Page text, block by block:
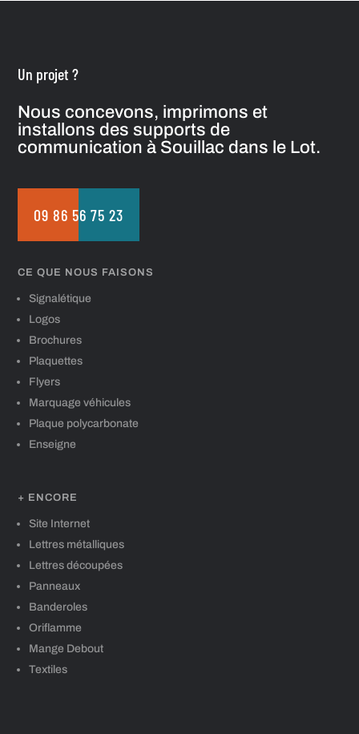
Un projet ?
Nous concevons, imprimons et
installons des supports de
communication à Souillac dans le Lot.
09 86 56 75 23
CE QUE NOUS FAISONS
Signalétique
Logos
Brochures
Plaquettes
Flyers
Marquage véhicules
Plaque polycarbonate
Enseigne
+ ENCORE
Site Internet
Lettres métalliques
Lettres découpées
Panneaux
Banderoles
Oriflamme
Mange Debout
Textiles